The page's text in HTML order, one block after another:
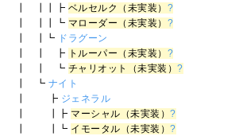
┃ ┃┃┣ ベルセルク（未実装） ?
┃ ┃┃┗ マローダー（未実装） ?
┃ ┃┗ ドラグーン
┃ ┃ ┣ トルーパー（未実装） ?
┃ ┃ ┗ チャリオット（未実装）?
┃ ┗ ナイト
┃ ┣ ジェネラル
┃ ┃┣ マーシャル（未実装）?
┃ ┃┗ イモータル（未実装）?